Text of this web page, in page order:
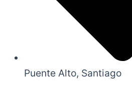
Puente Alto, Santiago